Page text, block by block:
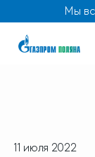
Мы
11 июля 2022